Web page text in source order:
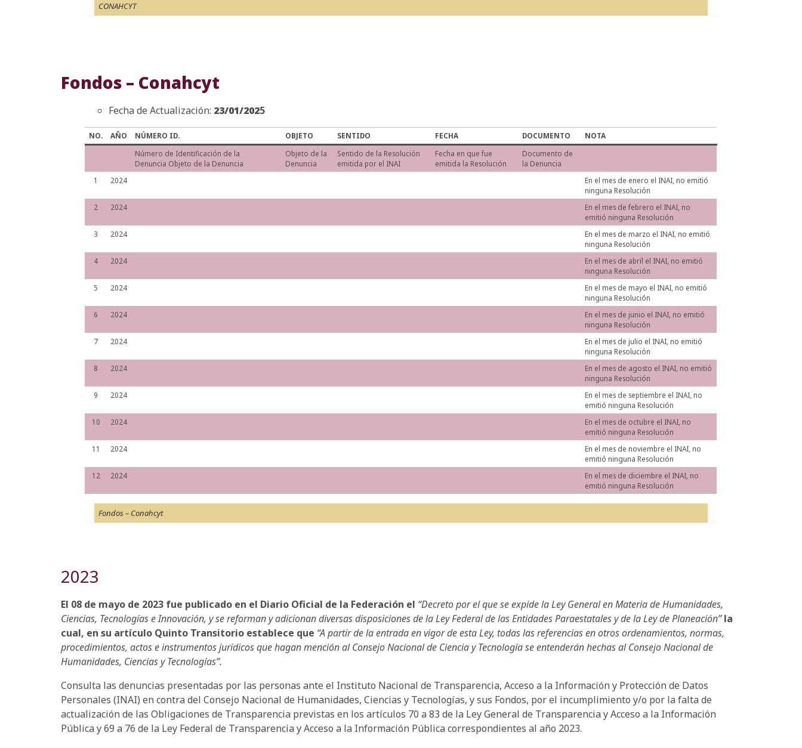
CONAHCYT
Fondos – Conahcyt
Fecha de Actualización: 23/01/2025
NO. AÑO NÚMERO ID. OBJETO SENTIDO FECHA DOCUMENTO
NOTA
Número de Identificación de la
Denuncia Objeto de la Denuncia
Objeto de la
Denuncia
Sentido de la Resolución
emitida por el INAI
Fecha en que fue
emitida la Resolución
Documento de
la Denuncia
1
2024
En el mes de enero el INAI, no emitió
ninguna Resolución
2
2024
En el mes de febrero el INAI, no
emitió ninguna Resolución
3
2024
En el mes de marzo el INAI, no emitió
ninguna Resolución
4
2024
En el mes de abril el INAI, no emitió
ninguna Resolución
5
2024
En el mes de mayo el INAI, no emitió
ninguna Resolución
6
2024
En el mes de junio el INAI, no emitió
ninguna Resolución
7
2024
En el mes de julio el INAI, no emitió
ninguna Resolución
8
2024
En el mes de agosto el INAI, no emitió
ninguna Resolución
9
2024
En el mes de septiembre el INAI, no
emitió ninguna Resolución
10
2024
En el mes de octubre el INAI, no
emitió ninguna Resolución
11
2024
En el mes de noviembre el INAI, no
emitió ninguna Resolución
12
2024
En el mes de diciembre el INAI, no
emitió ninguna Resolución
Fondos – Conahcyt
2023
El 08 de mayo de 2023 fue publicado en el Diario Oficial de la Federación el “Decreto por el que se expide la Ley General en Materia de Humanidades,
Ciencias, Tecnologías e Innovación, y se reforman y adicionan diversas disposiciones de la Ley Federal de las Entidades Paraestatales y de la Ley de Planeación”la
cual, en su artículo Quinto Transitorio establece que “A partir de la entrada en vigor de esta Ley, todas las referencias en otros ordenamientos, normas,
procedimientos, actos e instrumentos jurídicos que hagan mención al Consejo Nacional de Ciencia y Tecnología se entenderán hechas al Consejo Nacional de
Humanidades, Ciencias y Tecnologías”.
Consulta las denuncias presentadas por las personas ante el Instituto Nacional de Transparencia, Acceso a la Información y Protección de Datos
Personales (INAI) en contra del Consejo Nacional de Humanidades, Ciencias y Tecnologías, y sus Fondos, por el incumplimiento y/o por la falta de
actualización de las Obligaciones de Transparencia previstas en los artículos 70 a 83 de la Ley General de Transparencia y Acceso a la Información
Pública y 69 a 76 de la Ley Federal de Transparencia y Acceso a la Información Pública correspondientes al año 2023.